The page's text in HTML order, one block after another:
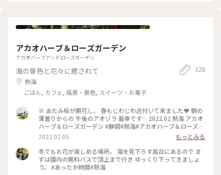
アカオハーブ＆ローズガーデン
アカオハーブアンドローズガーデン
海の景色と花々に癒されて
熱海
ごはん, カフェ, 風景・景色, スイーツ・お菓子
328
🌸 あたみ桜が開花し、 春もじわじわ近付いて来ました❤ 朝の
薄曇りからの 午後のアオゾラ 最幸です✨ 2022.02 熱海 アカオ
ハーブ＆ローズガーデン #静岡#熱海#アカオハーブ＆ローズガ
ーデン#あたみ桜#海#空#絶景
2022.02.05
もっとみる
冬でもお花が楽しめる場所。 海を見下ろす高台にあるので ま
ずは園内の無料バスで頂上まで行き ゆっくり下ってきましょ
う。 #あったか時間#熱海